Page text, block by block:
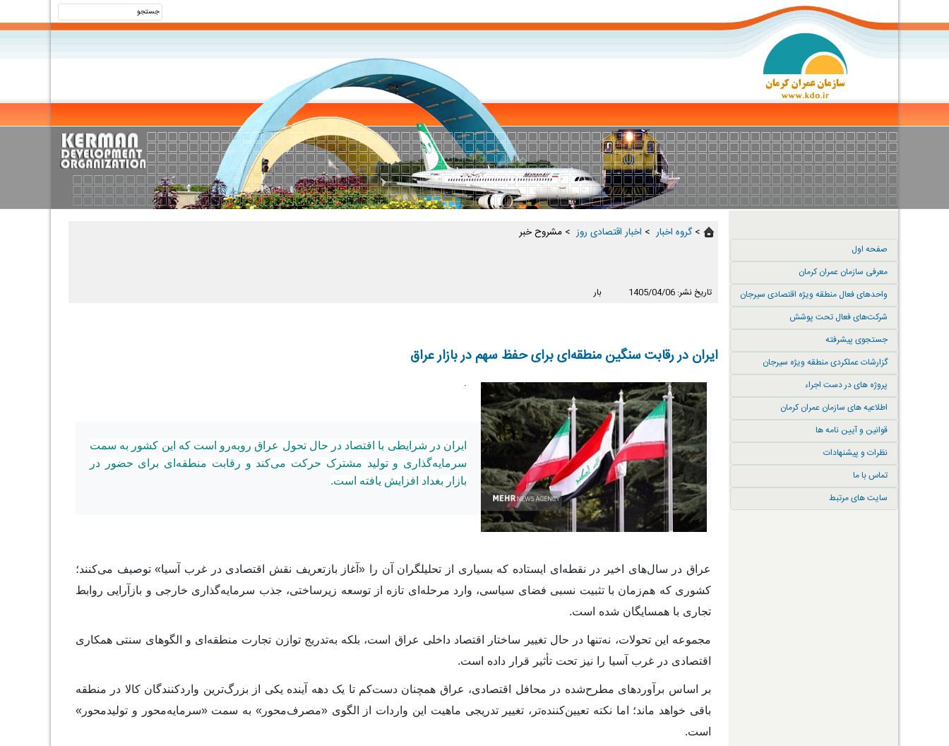
صفحه اول
معرفی سازمان عمران کرمان
واحدهای فعال منطقه ویژه اقتصادی سیرجان
شرکت‌های فعال تحت پوشش
جستجوی پیشرفته
گزارشات عملکردی منطقه ویژه سیرجان
پروژه های در دست اجراء
اطلاعیه های سازمان عمران کرمان
قوانین و آیین نامه ها
نظرات و پیشنهادات
تماس با ما
سایت های مرتبط
>گروه اخبار ‏ > اخبار اقتصادی روز ‏ > مشروح خبر
تاریخ نشر: 1405/04/06 بار
ایران در رقابت سنگین منطقه‌ای برای حفظ سهم در بازار عراق
.
ایران در شرایطی با اقتصاد در حال تحول عراق روبه‌رو است که این کشور به سمت
سرمایه‌گذاری و تولید مشترک حرکت می‌کند و رقابت منطقه‌ای برای حضور در
بازار بغداد افزایش یافته است.
عراق در سال‌های اخیر در نقطه‌ای ایستاده که بسیاری از تحلیلگران آن را «آغاز بازتعریف نقش اقتصادی در غرب آسیا» توصیف می‌کنند؛
کشوری که هم‌زمان با تثبیت نسبی فضای سیاسی، وارد مرحله‌ای تازه از توسعه زیرساختی، جذب سرمایه‌گذاری خارجی و بازآرایی روابط
تجاری با همسایگان شده است.
مجموعه این تحولات، نه‌تنها در حال تغییر ساختار اقتصاد داخلی عراق است، بلکه به‌تدریج توازن تجارت منطقه‌ای و الگوهای سنتی همکاری
اقتصادی در غرب آسیا را نیز تحت تأثیر قرار داده است.
بر اساس برآوردهای مطرح‌شده در محافل اقتصادی، عراق همچنان دست‌کم تا یک دهه آینده یکی از بزرگ‌ترین واردکنندگان کالا در منطقه
باقی خواهد ماند؛ اما نکته تعیین‌کننده‌تر، تغییر تدریجی ماهیت این واردات از الگوی «مصرف‌محور» به سمت «سرمایه‌محور و تولیدمحور»
است.